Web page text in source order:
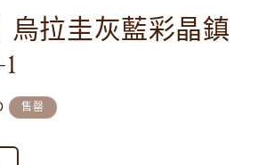
烏拉圭灰藍彩晶鎮
售罄